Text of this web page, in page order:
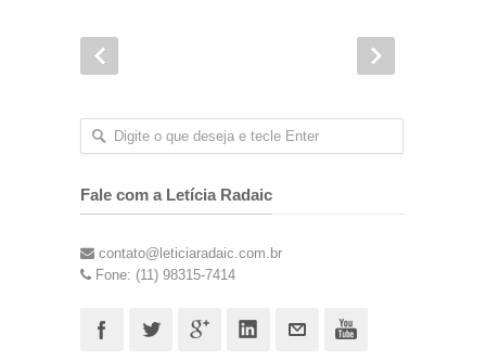
Fale com a Letícia Radaic
contato@leticiaradaic.com.br
Fone: (11) 98315-7414